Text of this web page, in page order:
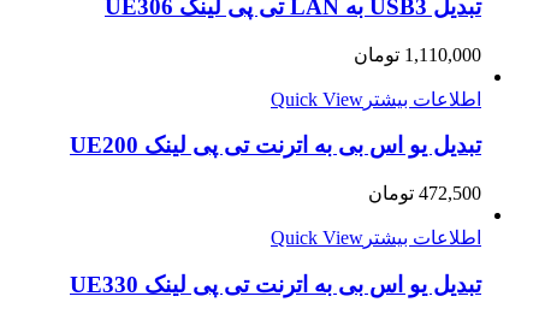
تبدیل USB3 به LAN تی پی لینک UE306
1,110,000 تومان
اطلاعات بیشتر Quick View
تبدیل یو اس بی به اترنت تی پی لینک UE200
472,500 تومان
اطلاعات بیشتر Quick View
تبدیل یو اس بی به اترنت تی پی لینک UE330